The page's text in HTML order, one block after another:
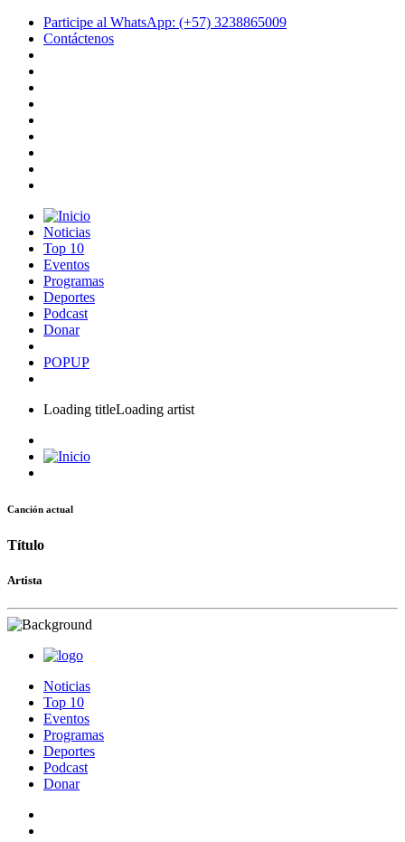
Participe al WhatsApp: (+57) 3238865009
Contáctenos
Noticias
Top 10
Eventos
Programas
Deportes
Podcast
Donar
POPUP
Loading titleLoading artist
Canción actual
Título
Artista
Noticias
Top 10
Eventos
Programas
Deportes
Podcast
Donar